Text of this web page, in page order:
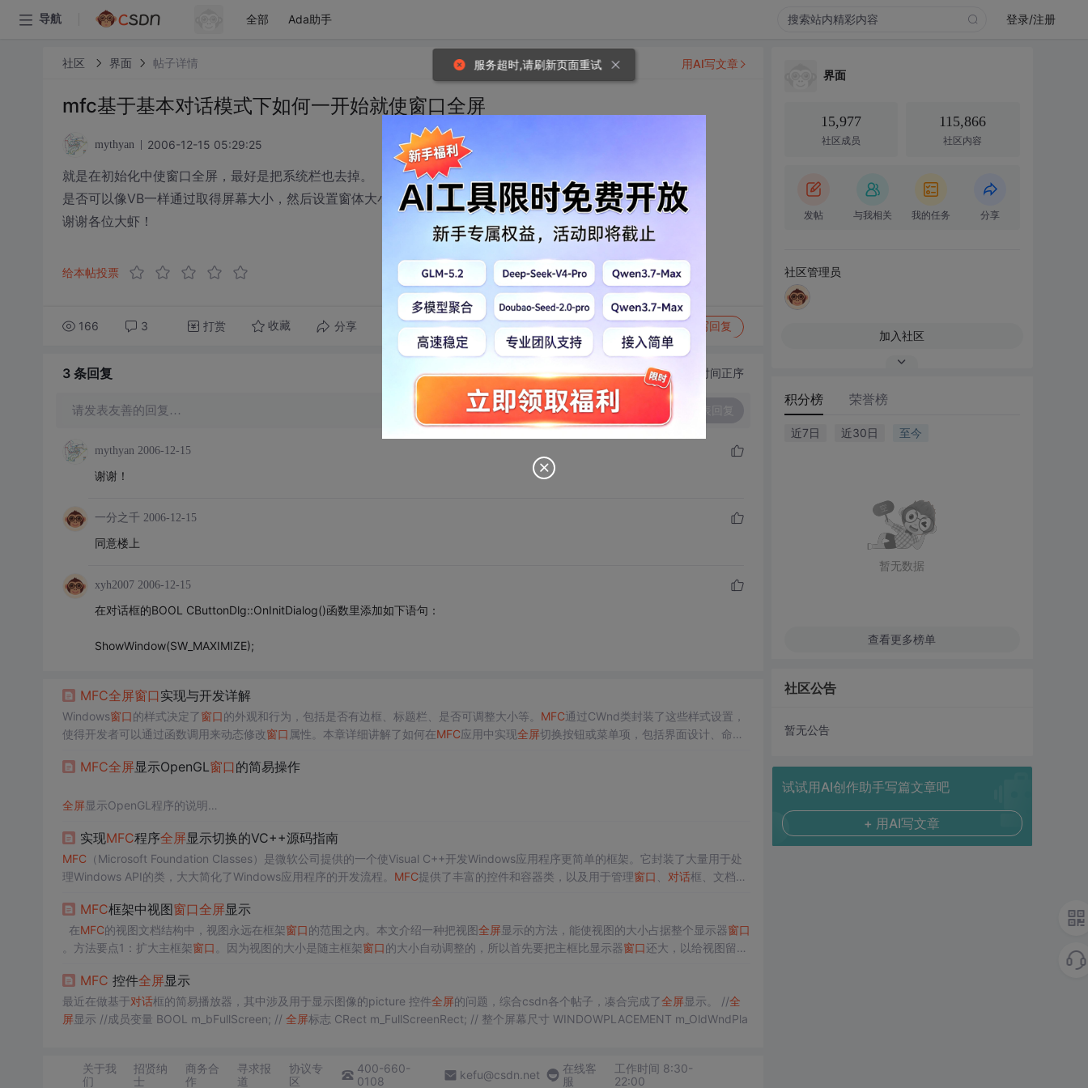
导航 全部 Ada助手 登录/注册
社区 界面 帖子详情
mfc基于基本对话模式下如何一开始就使窗口全屏
mythyan 2006-12-15 05:29:25
就是在初始化中使窗口全屏，最好是把系统栏也去掉。
是否可以像VB一样通过取得屏幕大小，然后设置窗体大小来实现，最好给示例代码！
谢谢各位大虾！
给本帖投票
166 3 打赏 收藏 分享 转发到动态 举报 写回复
用AI写文章
3 条回复 切换为时间正序
请发表友善的回复…
mythyan 2006-12-15
谢谢！
一分之千 2006-12-15
同意楼上
xyh2007 2006-12-15
在对话框的BOOL CButtonDlg::OnInitDialog()函数里添加如下语句：
ShowWindow(SW_MAXIMIZE);
MFC全屏窗口 实现与开发详解
Windows窗口的样式决定了窗口的外观和行为，包括是否有边框、标题栏、是否可调整大小等。 MFC通过CWnd类封装了这些样式设置，
使得开发者可以通过函数调用来动态修改窗口 属性。本章详细讲解了如何在MFC应用中实现全屏切换按钮或菜单项，包括界面设计、命令
章中，我们将进一步探讨如何处理屏幕分辨率变化带来的
MFC全屏显示OpenGL窗口 的简易操作
全屏显示OpenGL程序的说明
本程序主要在CMainFrame上操作：
1.准备工作OpenGL框架的创建
CClientDC（或者CDC）m_pDC 并初始化m_pDC=new CClientDC(this);(注意只能在OnCreate（）里加，而不能在View类的构造函数里
加，???不知道为什么)
实现MFC程序全屏显示切换的VC++源码指南
MFC（Microsoft Foundation Classes）是微软公司提供的一个使Visual C++开发Windows应用程序更简单的框架。它封装了大量用于处
理Windows API的类，大大简化了Windows应用程序的开发流程。 MFC提供了丰富的控件和容器类，以及用于管理窗口 对话框、文档和
MFC框架中视图窗口全屏显示
在MFC的视图文档结构中，视图永远在框架窗口的范围之内。本文介绍一种把视图全屏显示的方法，能使视图的大小占据整个显示器窗口
。方法要点1：扩大主框架窗口 。因为视图的大小是随主框架窗口的大小自动调整的，所以首先要把主框比显示器窗口 还大，以给视图留下
小自动调整的视
MFC 控件全屏显示
最近在做基于对话框的简易播放器，其中涉及用于显示图像的picture 控件全屏的问题，综合csdn各个帖子，凑合完成了全屏 显示。 //全
屏
显示 //成员变量 BOOL m_bFullScreen; // 全屏 标志 CRect m_FullScreenRect; // 整个屏幕尺寸 WINDOWPLACEMENT m_OldWndPla
关于我
们
招贤纳
士
商务合
作
寻求报
道
协议专
区
400-660-
0108
kefu@csdn.net
在线客
服
工作时间 8:30-
22:00
界面
15,977
社区成员
115,866
社区内容
发帖 与我相关 我的任务 分享
社区管理员
加入社区
积分榜 荣誉榜
近7日 近30日 至今
暂无数据
查看更多榜单
社区公告
暂无公告
试试用AI创作助手写篇文章吧
+ 用AI写文章
服务超时,请刷新页面重试